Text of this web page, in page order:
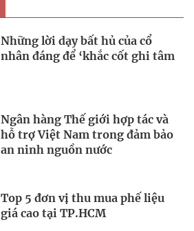
Những lời dạy bất hủ của cổ
nhân đáng để ‘khắc cốt ghi tâm
Ngân hàng Thế giới hợp tác và
hỗ trợ Việt Nam trong đảm bảo
an ninh nguồn nước
Top 5 đơn vị thu mua phế liệu
giá cao tại TP.HCM